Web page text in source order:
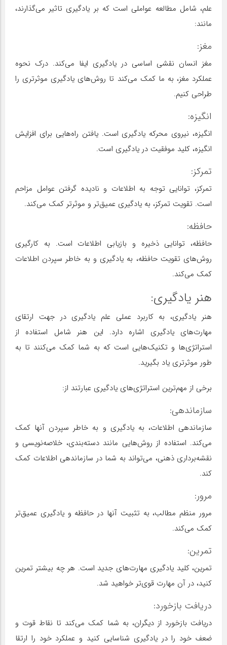
علم، شامل مطالعه عواملی است که بر یادگیری تاثیر می‌گذارند،
مانند:
مغز:
مغز انسان نقشی اساسی در یادگیری ایفا می‌کند. درک نحوه
عملکرد مغز، به ما کمک می‌کند تا روش‌های یادگیری موثرتری را
طراحی کنیم.
انگیزه:
انگیزه، نیروی محرکه یادگیری است. یافتن راه‌هایی برای افزایش
انگیزه، کلید موفقیت در یادگیری است.
تمرکز:
تمرکز، توانایی توجه به اطلاعات و نادیده گرفتن عوامل مزاحم
است. تقویت تمرکز، به یادگیری عمیق‌تر و موثرتر کمک می‌کند.
حافظه:
حافظه، توانایی ذخیره و بازیابی اطلاعات است. به کارگیری
روش‌های تقویت حافظه، به یادگیری و به خاطر سپردن اطلاعات
کمک می‌کند.
هنر یادگیری:
هنر یادگیری، به کاربرد عملی علم یادگیری در جهت ارتقای
مهارت‌های یادگیری اشاره دارد. این هنر شامل استفاده از
استراتژی‌ها و تکنیک‌هایی است که به شما کمک می‌کنند تا به
طور موثرتری یاد بگیرید.
برخی از مهم‌ترین استراتژی‌های یادگیری عبارتند از:
سازماندهی:
سازماندهی اطلاعات، به یادگیری و به خاطر سپردن آنها کمک
می‌کند. استفاده از روش‌هایی مانند دسته‌بندی، خلاصه‌نویسی و
نقشه‌برداری ذهنی، می‌تواند به شما در سازماندهی اطلاعات کمک
کند.
مرور:
مرور منظم مطالب، به تثبیت آنها در حافظه و یادگیری عمیق‌تر
کمک می‌کند.
تمرین:
تمرین، کلید یادگیری مهارت‌های جدید است. هر چه بیشتر تمرین
کنید، در آن مهارت قوی‌تر خواهید شد.
دریافت بازخورد:
دریافت بازخورد از دیگران، به شما کمک می‌کند تا نقاط قوت و
ضعف خود را در یادگیری شناسایی کنید و عملکرد خود را ارتقا